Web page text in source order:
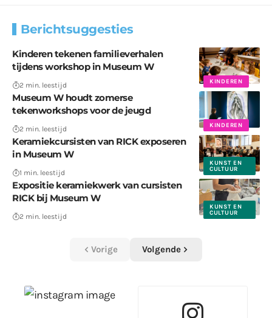
Berichtsuggesties
KINDEREN
Kinderen tekenen familieverhalen
tijdens workshop in Museum W
2 min. leestijd
KINDEREN
Museum W houdt zomerse
tekenworkshops voor de jeugd
2 min. leestijd
KUNST EN
CULTUUR
Keramiekcursisten van RICK exposeren
in Museum W
1 min. leestijd
KUNST EN
CULTUUR
Expositie keramiekwerk van cursisten
RICK bij Museum W
2 min. leestijd
Vorige Volgende